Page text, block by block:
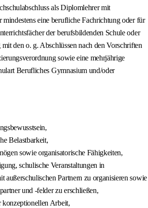
als Diplomlehrer mit
eine berufliche Fachrichtung oder für
der berufsbildenden Schule oder
den o. g. Abschlüssen nach den Vorschriften
sowie eine mehrjährige
Berufliches Gymnasium und/oder
Belastbarkeit,
sowie organisatorische Fähigkeiten,
schulische Veranstaltungen in
außerschulischen Partnern zu organisieren sowie
und -felder zu erschließen,
Arbeit,